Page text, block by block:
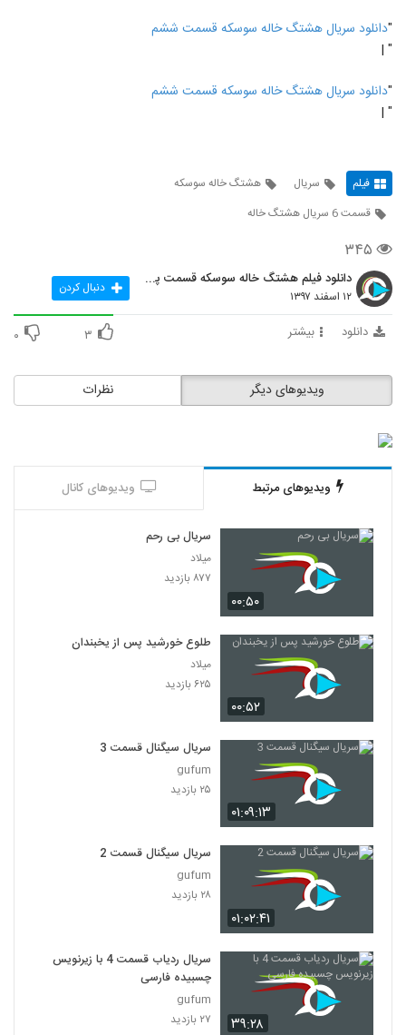
"دانلود سریال هشتگ خاله سوسکه قسمت ششم
" |
"دانلود سریال هشتگ خاله سوسکه قسمت ششم
" |
فیلم سریال
هشتگ خاله سوسکه
قسمت 6 سریال هشتگ خاله
۳۴۵
دانلود فیلم هشتگ خاله سوسکه قسمت پنجم
۱۲ اسفند ۱۳۹۷ دنبال کردن
دانلود بیشتر ۳ ۰
نظرات ویدیوهای دیگر
ویدیوهای مرتبط ویدیوهای کانال
۰۰:۵۰
سریال بی رحم
میلاد
۸۷۷ بازدید
۰۰:۵۲
طلوع خورشید پس از یخبندان
میلاد
۶۲۵ بازدید
۰۱:۰۹:۱۳
سریال سیگنال قسمت 3
gufum
۲۵ بازدید
۰۱:۰۲:۴۱
سریال سیگنال قسمت 2
gufum
۲۸ بازدید
۳۹:۲۸
سریال ردیاب قسمت 4 با زیرنویس
چسبیده فارسی
gufum
۲۷ بازدید